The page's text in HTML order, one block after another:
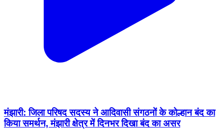
मंझारी: जिला परिषद सदस्य ने आदिवासी संगठनों के कोल्हान बंद का
किया समर्थन, मंझारी क्षेत्र में दिनभर दिखा बंद का असर